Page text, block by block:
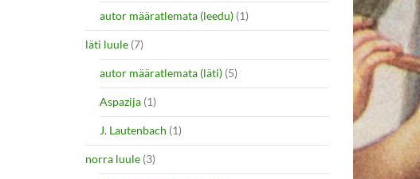
autor määratlemata (leedu) (1)
läti luule (7)
autor määratlemata (läti) (5)
Aspazija (1)
J. Lautenbach (1)
norra luule (3)